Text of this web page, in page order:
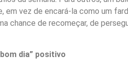
em vez de encará-la como um
chance de recomeçar, de
dia” positivo